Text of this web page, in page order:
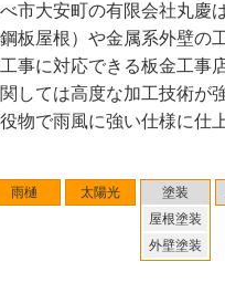
雨樋 太陽光
塗装
屋根塗装
外壁塗装
市大安町の有限会社丸慶
板屋根）や金属系外壁の
事に対応できる板金工事
しては高度な加工技術が
物で雨風に強い仕様に仕